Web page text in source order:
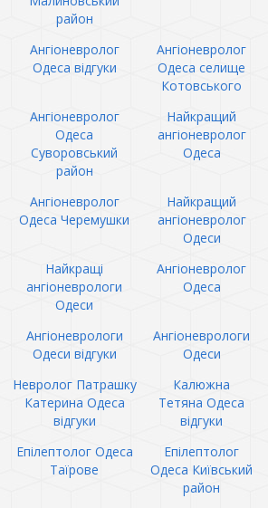
район
Ангіоневролог
Одеса відгуки
Ангіоневролог
Одеса селище
Котовського
Ангіоневролог
Одеса
Суворовський
район
Найкращий
ангіоневролог
Одеса
Ангіоневролог
Одеса Черемушки
Найкращий
ангіоневролог
Одеси
Найкращі
ангіоневрологи
Одеси
Ангіоневролог
Одеса
Ангіоневрологи
Одеси відгуки
Ангіоневрологи
Одеси
Невролог Патрашку
Катерина Одеса
відгуки
Калюжна
Тетяна Одеса
відгуки
Епілептолог Одеса
Таїрове
Епілептолог
Одеса Київський
район